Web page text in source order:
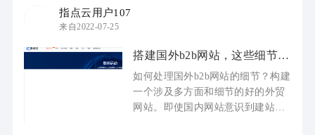
指点云用户107
来自2022-07-25
搭建国外b2b网站，这些细节必
须注意
如何处理国外b2b网站的细节？构建
一个涉及多方面和细节的好的外贸
网站。即使国内网站意识到建站的